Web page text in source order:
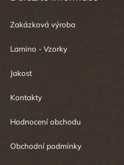
Zakázková výroba
Lamino - Vzorky
Jakost
Kontakty
Hodnocení obchodu
Obchodní podmínky